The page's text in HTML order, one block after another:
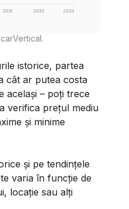
istorice, partea
cât ar putea costa
același – poți trece
verifica prețul mediu
și minime
și pe tendințele
varia în funcție de
locație sau alți